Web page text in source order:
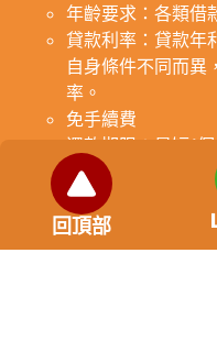
年齡要求：各類借
貸款利率：貸款年
自身條件不同而異
率。
免手續費
還款期限：最短1
方協議而訂。
範例試算：小明急
後選定金主，雙方
利率12%計算，每
回頂部